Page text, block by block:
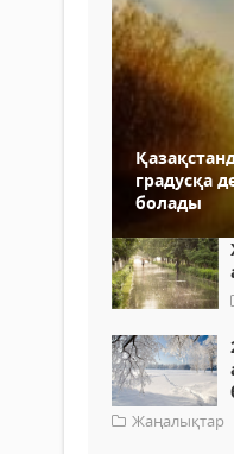
градусқа
болады
Жаңалықтар